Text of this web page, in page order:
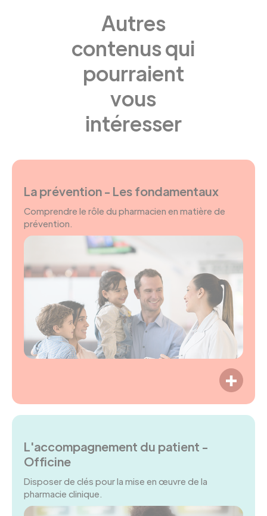
Autres
contenus qui
pourraient
vous
intéresser
La prévention - Les fondamentaux
Comprendre le rôle du pharmacien en matière de
prévention.
LIRE
L'accompagnement du patient -
Officine
Disposer de clés pour la mise en œuvre de la
pharmacie clinique.